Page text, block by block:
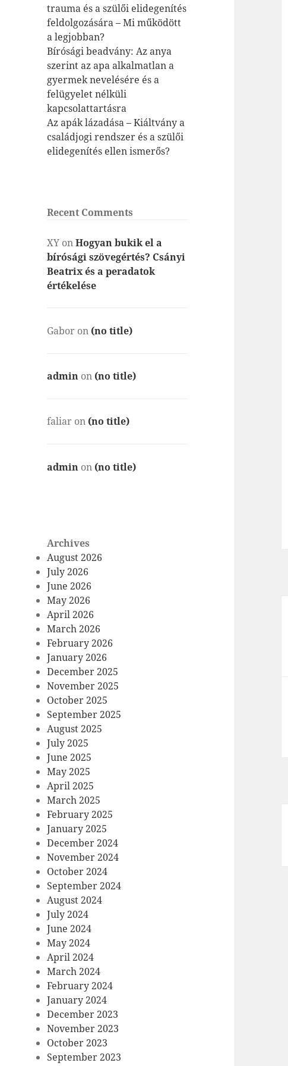
trauma és a szülői elidegenítés
feldolgozására – Mi működött
a legjobban?
Bírósági beadvány: Az anya
szerint az apa alkalmatlan a
gyermek nevelésére és a
felügyelet nélküli
kapcsolattartásra
Az apák lázadása – Kiáltvány a
családjogi rendszer és a szülői
elidegenítés ellen ismerős?
Recent Comments
XY onHogyan bukik el a
bírósági szövegértés? Csányi
Beatrix és a peradatok
értékelése
Gabor on (no title)
admin on (no title)
faliar on (no title)
admin on (no title)
Archives
August 2026
July 2026
June 2026
May 2026
April 2026
March 2026
February 2026
January 2026
December 2025
November 2025
October 2025
September 2025
August 2025
July 2025
June 2025
May 2025
April 2025
March 2025
February 2025
January 2025
December 2024
November 2024
October 2024
September 2024
August 2024
July 2024
June 2024
May 2024
April 2024
March 2024
February 2024
January 2024
December 2023
November 2023
October 2023
September 2023